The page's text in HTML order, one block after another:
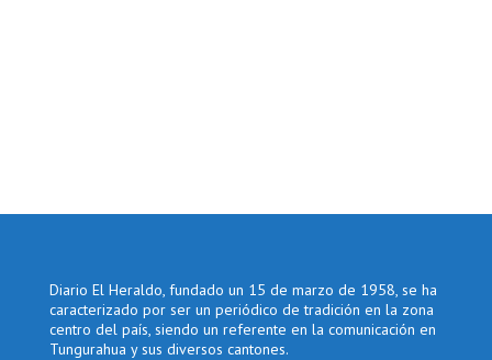
Diario El Heraldo, fundado un 15 de marzo de 1958, se ha
caracterizado por ser un periódico de tradición en la zona
centro del país, siendo un referente en la comunicación en
Tungurahua y sus diversos cantones.